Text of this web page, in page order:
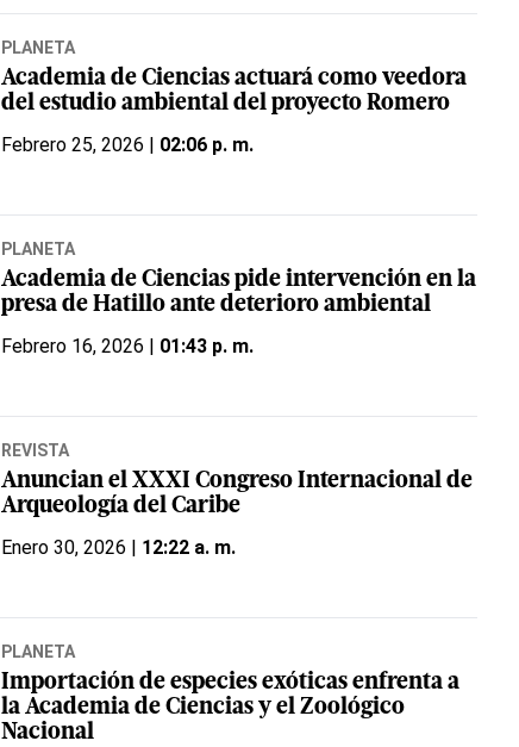
PLANETA
Academia de Ciencias actuará como veedora
del estudio ambiental del proyecto Romero
Febrero 25, 2026 | 02:06 p. m.
PLANETA
Academia de Ciencias pide intervención en la
presa de Hatillo ante deterioro ambiental
Febrero 16, 2026 | 01:43 p. m.
REVISTA
Anuncian el XXXI Congreso Internacional de
Arqueología del Caribe
Enero 30, 2026 | 12:22 a. m.
PLANETA
Importación de especies exóticas enfrenta a
la Academia de Ciencias y el Zoológico
Nacional